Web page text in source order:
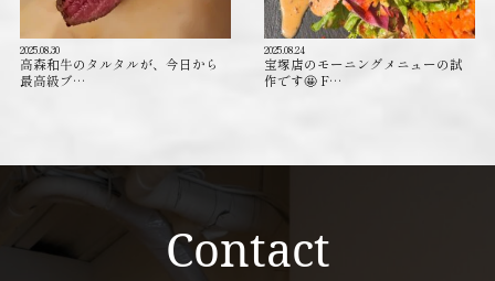
2025.08.30
高森和牛のタルタルが、今日から
最高級ブ…
2025.08.24
宝塚店のモーニングメニューの試
作です🤩 F…
Contact